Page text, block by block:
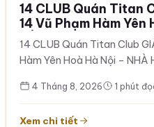
14 CLUB Quán Titan
14 Vũ Phạm Hàm Yên
HÀNG KARAOKE
Hàm Cầu Giấy
14 CLUB Quán Titan Club
Hàm Yên Hoà Hà Nội – NHÀ
4 Tháng 8, 2026 1 phút
Xem chi tiết